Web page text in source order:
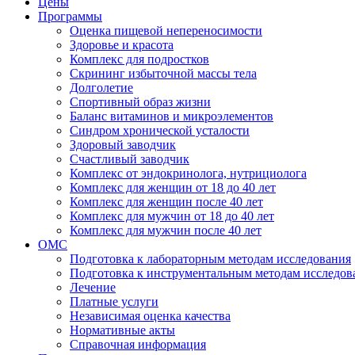
Программы
Оценка пищевой непереносимости
Здоровье и красота
Комплекс для подростков
Скрининг избыточной массы тела
Долголетие
Спортивный образ жизни
Баланс витаминов и микроэлементов
Синдром хронической усталости
Здоровый заводчик
Счастливый заводчик
Комплекс от эндокринолога, нутрициолога
Комплекс для женщин от 18 до 40 лет
Комплекс для женщин после 40 лет
Комплекс для мужчин от 18 до 40 лет
Комплекс для мужчин после 40 лет
ОМС
Подготовка к лабораторным методам исследования
Подготовка к инструментальным методам
Лечение
Платные услуги
Независимая оценка качества
Нормативные акты
Справочная информация